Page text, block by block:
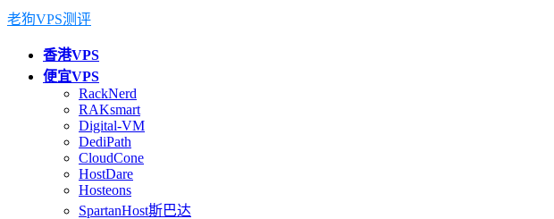
老狗VPS测评
香港VPS
便宜VPS
RackNerd
RAKsmart
Digital-VM
DediPath
CloudCone
HostDare
Hosteons
SpartanHost斯巴达